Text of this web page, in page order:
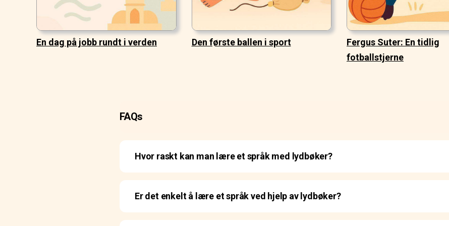
En dag på jobb rundt i verden Den første ballen i sport
Fergus Suter: En tidlig
fotballstjerne
FAQs
Hvor raskt kan man lære et språk med lydbøker?
Er det enkelt å lære et språk ved hjelp av lydbøker?